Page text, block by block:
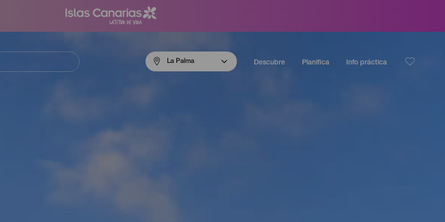
La Palma Descubre Planifica Info práctica